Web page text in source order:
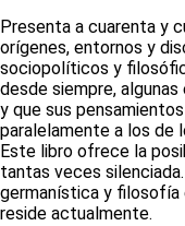
Presenta a cuarenta y
orígenes, entornos y
sociopolíticos y
desde siempre,
y que sus
paralelamente a los de
Este libro ofrece la
tantas veces
germanística y filosofía
reside actualmente.